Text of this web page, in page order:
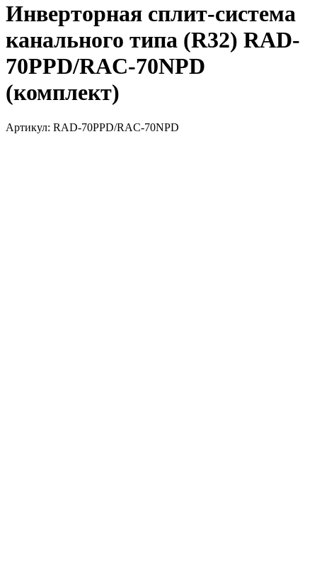
Инверторная сплит-система
канального типа (R32) RAD-
70PPD/RAC-70NPD
(комплект)
Артикул: RAD-70PPD/RAC-70NPD